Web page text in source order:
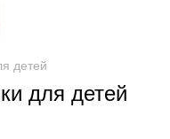
детей
для детей